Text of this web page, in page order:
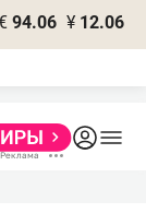
94.06 ¥ 12.06